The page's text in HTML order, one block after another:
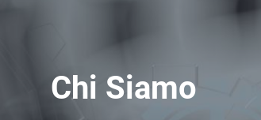
Chi Siamo